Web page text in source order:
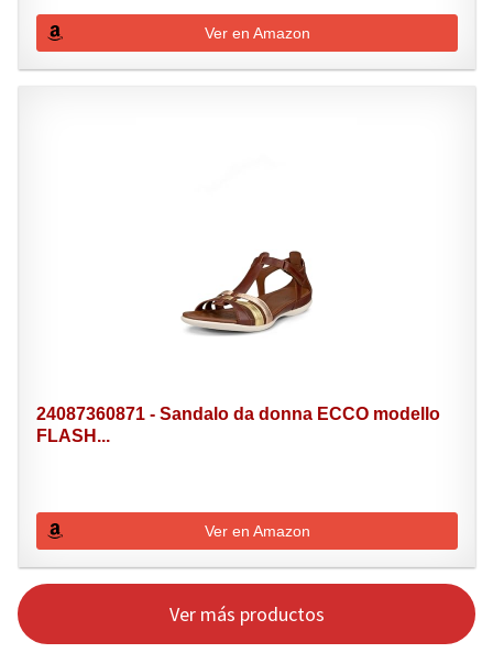
Ver en Amazon
24087360871 - Sandalo da donna ECCO modello
FLASH...
Ver en Amazon
Ver más productos